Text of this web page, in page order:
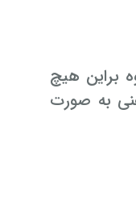
براین هیچ
به صورت